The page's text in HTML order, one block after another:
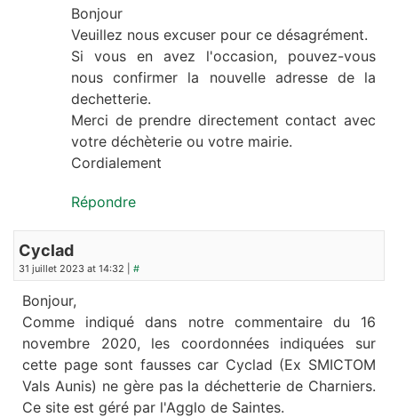
Bonjour
Veuillez nous excuser pour ce désagrément.
Si vous en avez l'occasion, pouvez-vous
nous confirmer la nouvelle adresse de la
dechetterie.
Merci de prendre directement contact avec
votre déchèterie ou votre mairie.
Cordialement
Répondre
Cyclad
31 juillet 2023 at 14:32 | #
Bonjour,
Comme indiqué dans notre commentaire du 16
novembre 2020, les coordonnées indiquées sur
cette page sont fausses car Cyclad (Ex SMICTOM
Vals Aunis) ne gère pas la déchetterie de Charniers.
Ce site est géré par l'Agglo de Saintes.